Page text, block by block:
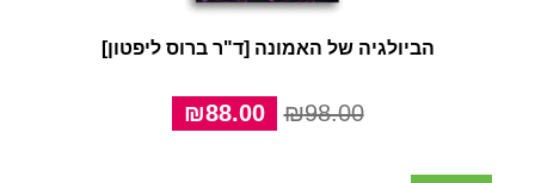
הביולגיה של האמונה [ד"ר ברוס ליפטון]
₪98.00
המחיר
המקורי
₪88.00
הנוכחי